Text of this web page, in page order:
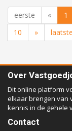
eerste « 1
10
» laatste
Over
Dit online platform
elkaar brengen van
kennis in de gehele
Contact